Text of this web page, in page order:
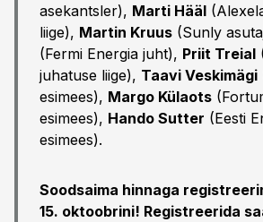
asekantsler), Marti Hääl
liige), Martin Kruus (Sunly
(Fermi Energia juht), Priit Treial
juhatuse liige), Taavi Veskimägi
esimees), Margo Külaots
esimees), Hando Sutter (Eesti
esimees).
Soodsaima hinnaga
15. oktoobrini! Registreerida